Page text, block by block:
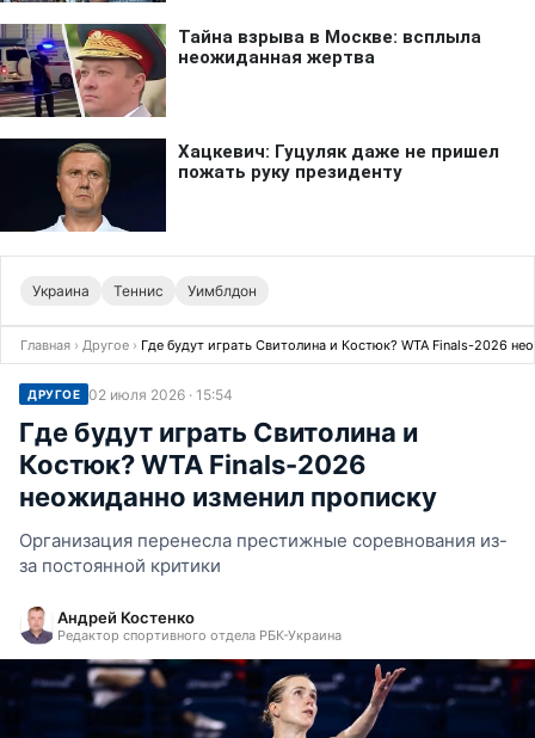
Украина Теннис Уимблдон
Главная › Другое › Где будут играть Свитолина и Костюк? WTA Finals-2026
ДРУГОЕ 02 июля 2026 · 15:54
Где будут играть Свитолина и
Костюк? WTA Finals-2026
неожиданно изменил прописку
Организация перенесла престижные соревнования из-
за постоянной критики
Андрей Костенко
Редактор спортивного отдела РБК-Украина